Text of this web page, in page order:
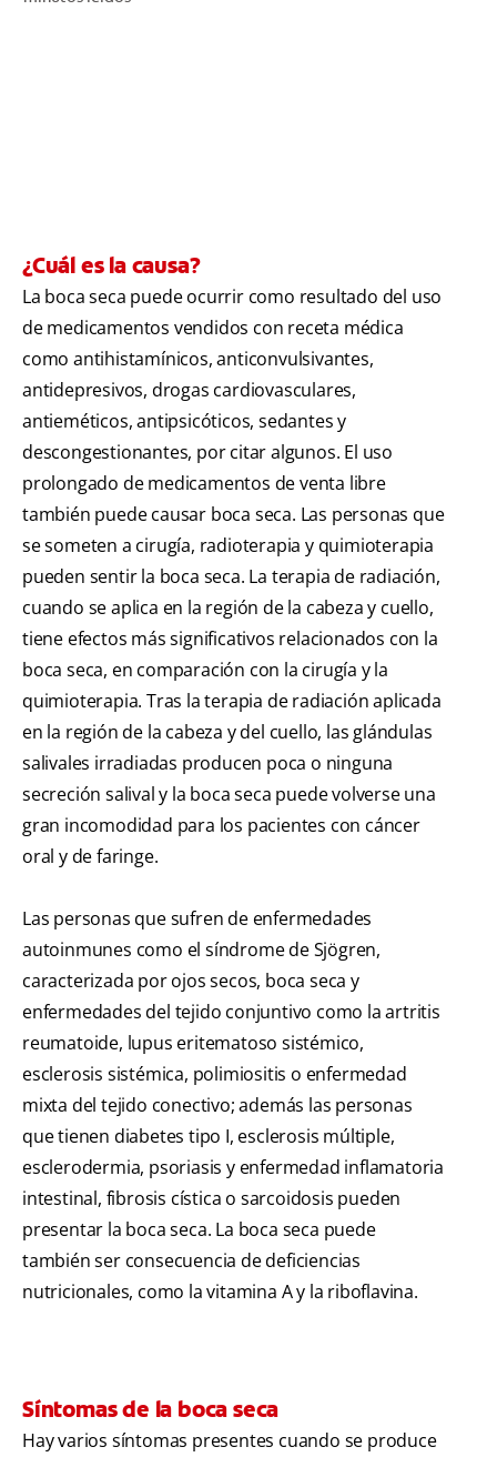
¿Cuál es la causa?
La boca seca puede ocurrir como resultado del uso
de medicamentos vendidos con receta médica
como antihistamínicos, anticonvulsivantes,
antidepresivos, drogas cardiovasculares,
antieméticos, antipsicóticos, sedantes y
descongestionantes, por citar algunos. El uso
prolongado de medicamentos de venta libre
también puede causar boca seca. Las personas que
se someten a cirugía, radioterapia y quimioterapia
pueden sentir la boca seca. La terapia de radiación,
cuando se aplica en la región de la cabeza y cuello,
tiene efectos más significativos relacionados con la
boca seca, en comparación con la cirugía y la
quimioterapia. Tras la terapia de radiación aplicada
en la región de la cabeza y del cuello, las glándulas
salivales irradiadas producen poca o ninguna
secreción salival y la boca seca puede volverse una
gran incomodidad para los pacientes con cáncer
oral y de faringe.
Las personas que sufren de enfermedades
autoinmunes como el síndrome de Sjögren,
caracterizada por ojos secos, boca seca y
enfermedades del tejido conjuntivo como la artritis
reumatoide, lupus eritematoso sistémico,
esclerosis sistémica, polimiositis o enfermedad
mixta del tejido conectivo; además las personas
que tienen diabetes tipo I, esclerosis múltiple,
esclerodermia, psoriasis y enfermedad inflamatoria
intestinal, fibrosis cística o sarcoidosis pueden
presentar la boca seca. La boca seca puede
también ser consecuencia de deficiencias
nutricionales, como la vitamina A y la riboflavina.
Síntomas de la boca seca
Hay varios síntomas presentes cuando se produce